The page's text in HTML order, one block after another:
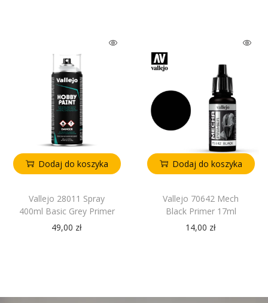
Dodaj do koszyka
Vallejo 28011 Spray
400ml Basic Grey Primer
49,00 zł
Dodaj do koszyka
Vallejo 70642 Mech
Black Primer 17ml
14,00 zł